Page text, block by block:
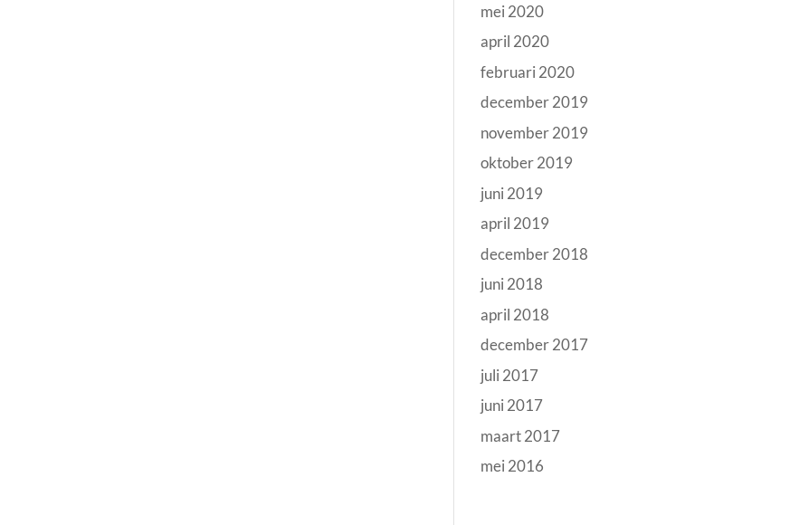
mei 2020
april 2020
februari 2020
december 2019
november 2019
oktober 2019
juni 2019
april 2019
december 2018
juni 2018
april 2018
december 2017
juli 2017
juni 2017
maart 2017
mei 2016